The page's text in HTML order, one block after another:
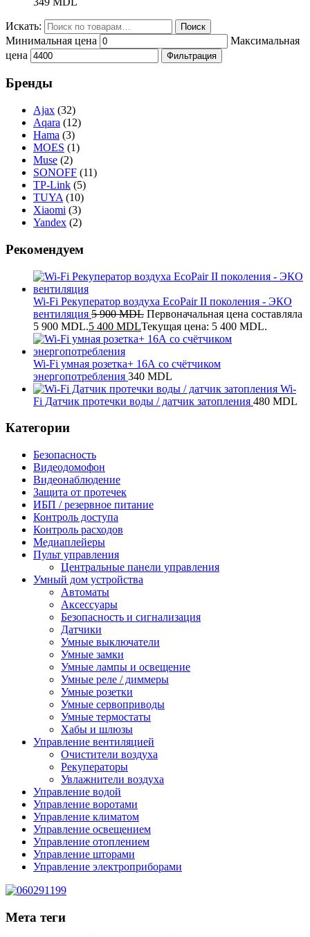
Искать: Поиск
Минимальная цена
Максимальная
цена
Фильтрация
Бренды
Ajax (32)
Aqara (12)
Hama (3)
MOES (1)
Muse (2)
SONOFF (11)
TP-Link (5)
TUYA (10)
Xiaomi (3)
Yandex (2)
Рекомендуем
Wi-Fi Рекуператор воздуха EcoPair II поколения - ЭКО
вентиляция 5 900MDL Первоначальная цена составляла
5 900 MDL.5 400 MDLТекущая цена: 5 400 MDL.
Wi-Fi умная розетка+ 16А со счётчиком
энергопотребления 340 MDL
Wi-
Fi Датчик протечки воды / датчик затопления 480 MDL
Категории
Безопасность
Видеодомофон
Видеонаблюдение
Защита от протечек
ИБП / резервное питание
Контроль доступа
Контроль расходов
Медиаплейеры
Пульт управления
Центральные панели управления
Умный дом устройства
Автоматы
Аксессуары
Безопасность и сигнализация
Датчики
Умные выключатели
Умные замки
Умные лампы и освещение
Умные реле / диммеры
Умные розетки
Умные сервоприводы
Умные термостаты
Хабы и шлюзы
Управление вентиляцией
Очистители воздуха
Рекуператоры
Увлажнители воздуха
Управление водой
Управление воротами
Управление климатом
Управление освещением
Управление отоплением
Управление шторами
Управление электроприборами
Мета теги